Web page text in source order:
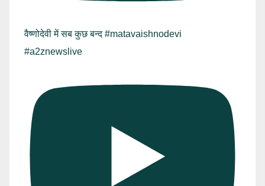
वैष्णोदेवी में सब कुछ बन्द #matavaishnodevi
#a2znewslive